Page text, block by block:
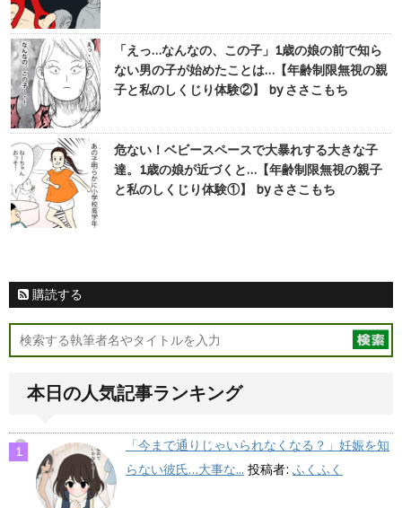
「えっ…なんなの、この子」1歳の娘の前で知ら
ない男の子が始めたことは…【年齢制限無視の親
子と私のしくじり体験②】 by ささこもち
危ない！ベビースペースで大暴れする大きな子
達。1歳の娘が近づくと…【年齢制限無視の親子
と私のしくじり体験①】 by ささこもち
購読する
本日の人気記事ランキング
「今まで通りじゃいられなくなる？」妊娠を知
らない彼氏…大事な... 投稿者: ふくふく